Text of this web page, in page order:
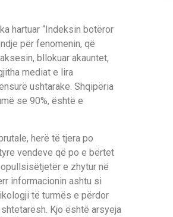
ka hartuar “Indeksin botëror
për fenomenin, që
bllokuar akauntet,
mediat e lira
ë ushtarake. Shqipëria
ë se 90%, është e
, herë të tjera po
vendeve që po e bërtet
ëtjetër e zhytur në
informacionin ashtu si
të turmës e përdor
ësh Kjo është arsyeja